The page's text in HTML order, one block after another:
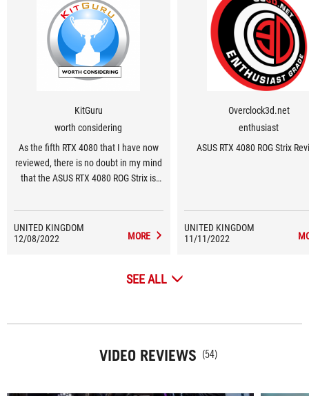
KitGuru
worth considering
As the fifth RTX 4080 that I have now
reviewed, there is no doubt in my mind
that the ASUS RTX 4080 ROG Strix is
distance.
UNITED KINGDOM
12/08/2022
MORE
Overclock3d.net
enthusiast
ASUS RTX 4080 ROG Strix
UNITED KINGDOM
11/11/2022
SEE ALL
VIDEO REVIEWS (54)